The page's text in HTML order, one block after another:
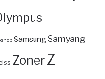
SamsungSamyang
ZonerZ